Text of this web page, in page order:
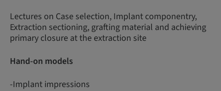
Lectures on Case selection, Implant componentry,
Extraction sectioning, grafting material and achieving
primary closure at the extraction site
Hand-on models
-Implant impressions